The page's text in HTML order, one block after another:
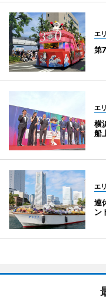
エ
第
エ
横
船
エ
連
ン